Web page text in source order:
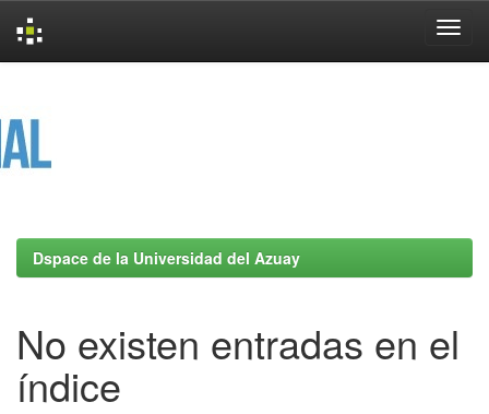
Dspace de la Universidad del Azuay
No existen entradas en el
índice